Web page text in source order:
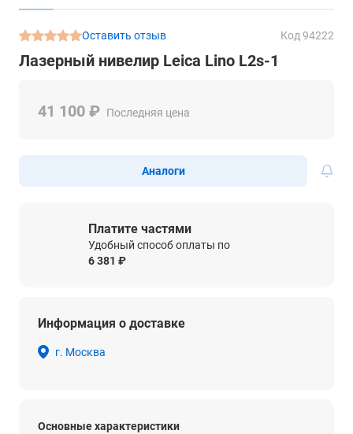
Оставить отзыв Код 94222
Лазерный нивелир Leica Lino L2s-1
41 100 ₽ Последняя цена
Аналоги
Платите частями
Удобный способ оплаты по
6 381 ₽
Информация о доставке
г. Москва
Основные характеристики